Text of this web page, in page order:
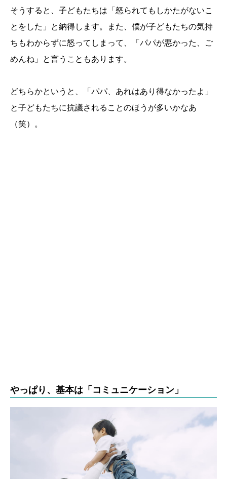
そうすると、子どもたちは「怒られてもしかたがないこ
とをした」と納得します。また、僕が子どもたちの気持
ちもわからずに怒ってしまって、「パパが悪かった、ご
めんね」と言うこともあります。
どちらかというと、「パパ、あれはあり得なかったよ」
と子どもたちに抗議されることのほうが多いかなあ
（笑）。
やっぱり、基本は「コミュニケーション」